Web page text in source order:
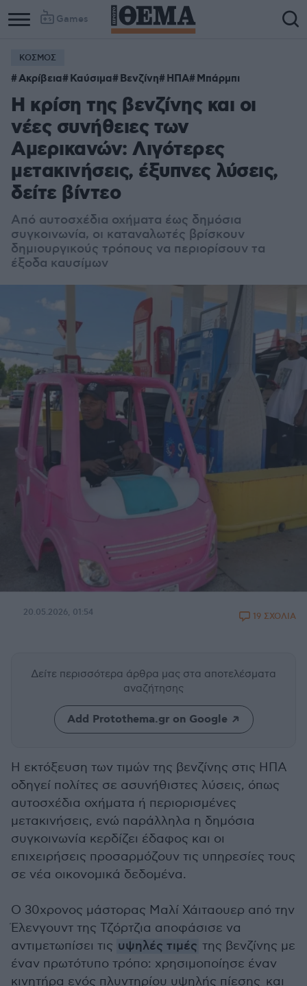
Games
ΚΟΣΜΟΣ
Ακρίβεια Καύσιμα Βενζίνη ΗΠΑ Μπάρμπι
Η κρίση της βενζίνης και οι
νέες συνήθειες των
Αμερικανών: Λιγότερες
μετακινήσεις, έξυπνες λύσεις,
δείτε βίντεο
Από αυτοσχέδια οχήματα έως δημόσια
συγκοινωνία, οι καταναλωτές βρίσκουν
δημιουργικούς τρόπους να περιορίσουν τα
έξοδα καυσίμων
20.05.2026, 01:54 19 ΣΧΟΛΙΑ
Δείτε περισσότερα άρθρα μας στα αποτελέσματα
αναζήτησης
Add Protothema.gr on Google
Η εκτόξευση των τιμών της βενζίνης στις ΗΠΑ
οδηγεί πολίτες σε ασυνήθιστες λύσεις, όπως
αυτοσχέδια οχήματα ή περιορισμένες
μετακινήσεις, ενώ παράλληλα η δημόσια
συγκοινωνία κερδίζει έδαφος και οι
επιχειρήσεις προσαρμόζουν τις υπηρεσίες τους
σε νέα οικονομικά δεδομένα.
Ο 30χρονος μάστορας Μαλί Χάιταουερ από την
Έλενγουντ της Τζόρτζια αποφάσισε να
αντιμετωπίσει τις υψηλές τιμές της βενζίνης με
έναν πρωτότυπο τρόπο: χρησιμοποίησε έναν
κινητήρα ενός πλυντηρίου υψηλής πίεσης και